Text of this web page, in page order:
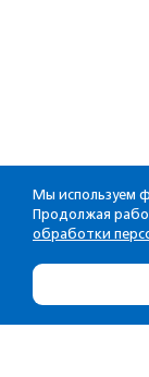
Мы используем
Продолжая
обработки